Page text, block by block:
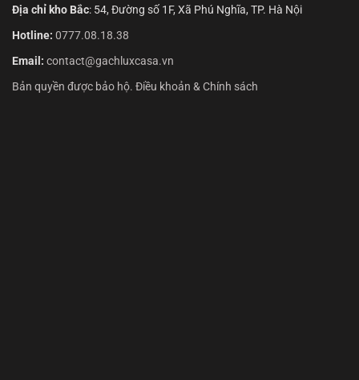
Địa chỉ kho Bắc: 54, Đường số 1F, Xã Phú Nghĩa, TP. Hà Nội
Hotline: 0777.08.18.38
Email: contact@gachluxcasa.vn
Bản quyền được bảo hộ. Điều khoản & Chính sách